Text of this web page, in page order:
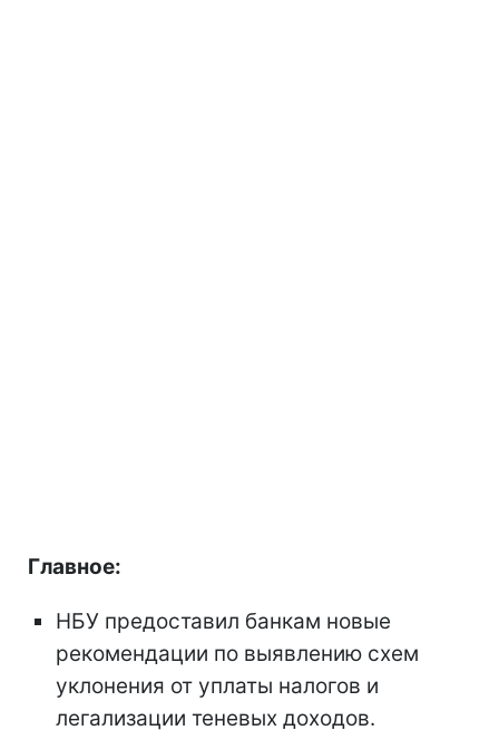
Главное:
НБУ предоставил банкам новые
рекомендации по выявлению схем
уклонения от уплаты налогов и
легализации теневых доходов.